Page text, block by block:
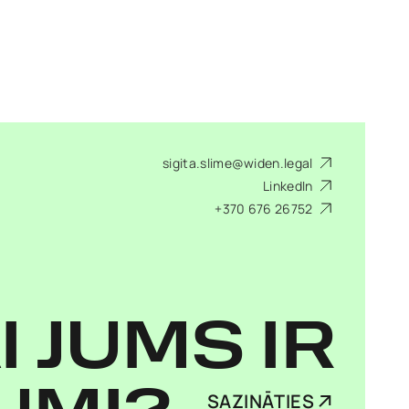
sigita.slime@widen.legal
LinkedIn
+370 676 26752
JUMS IR
SAZINĀTIES